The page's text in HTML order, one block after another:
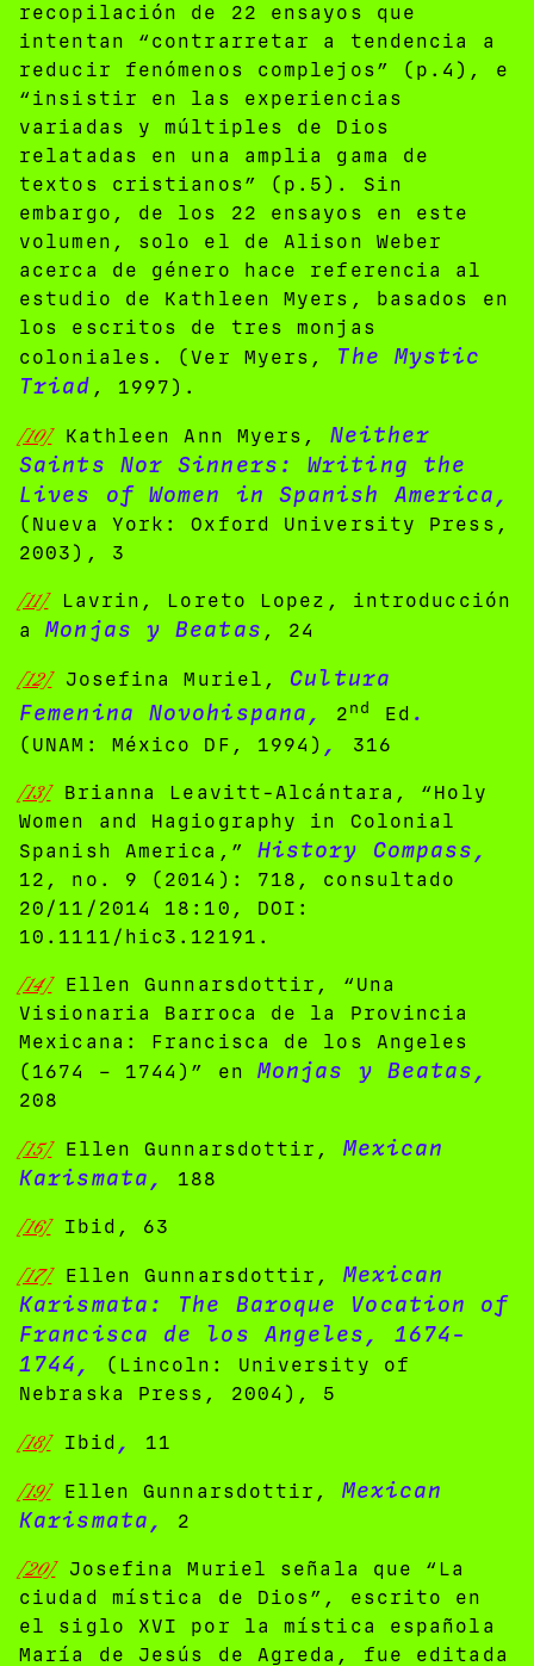
recopilación de 22 ensayos que
intentan “contrarretar a tendencia a
reducir fenómenos complejos” (p.4), e
“insistir en las experiencias
variadas y múltiples de Dios
relatadas en una amplia gama de
textos cristianos” (p.5). Sin
embargo, de los 22 ensayos en este
volumen, solo el de Alison Weber
acerca de género hace referencia al
estudio de Kathleen Myers, basados en
los escritos de tres monjas
coloniales. (Ver Myers, The Mystic
Triad , 1997).
[10]Kathleen Ann Myers, Neither
Saints Nor Sinners: Writing the
Lives of Women in Spanish America,
(Nueva York: Oxford University Press,
2003), 3
[11]Lavrin, Loreto Lopez, introducción
aMonjas y Beatas , 24
[12]Josefina Muriel, Cultura
Femenina Novohispana,
2nd Ed .
(UNAM: México DF, 1994) , 316
[13]Brianna Leavitt-Alcántara, “Holy
Women and Hagiography in Colonial
Spanish America,” History Compass,
12, no. 9 (2014): 718, consultado
20/11/2014 18:10, DOI:
10.1111/hic3.12191.
[14]Ellen Gunnarsdottir, “Una
Visionaria Barroca de la Provincia
Mexicana: Francisca de los Angeles
(1674 – 1744)” en Monjas y Beatas,
208
[15]Ellen Gunnarsdottir, Mexican
Karismata,
188
[16]Ibid, 63
[17]Ellen Gunnarsdottir, Mexican
Karismata: The Baroque Vocation of
Francisca de los Angeles, 1674-
1744,
(Lincoln: University of
Nebraska Press, 2004), 5
[18]Ibid , 11
[19]Ellen Gunnarsdottir, Mexican
Karismata,
2
[20]Josefina Muriel señala que “La
ciudad mística de Dios”, escrito en
el siglo XVI por la mística española
María de Jesús de Agreda, fue editada